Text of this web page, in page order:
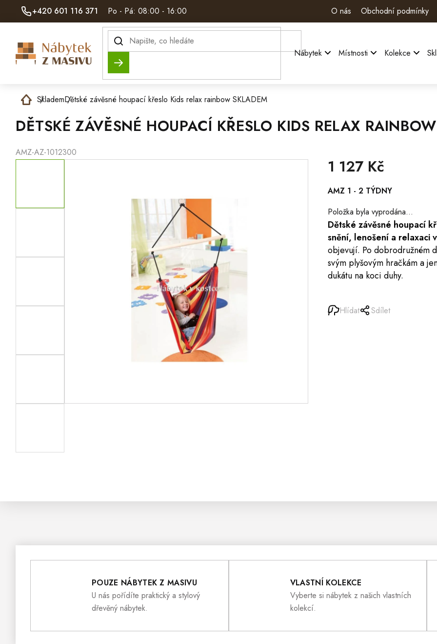
+420 601 116 371 Po - Pá: 08:00 - 16:00 O nás Obchodní podmínky
Hledat Nábytek Místnosti Kolekce
DomůSklademDětské závěsné houpací křeslo Kids relax rainbow SKLADEM
DĚTSKÉ ZÁVĚSNÉ HOUPACÍ KŘESLO KIDS RELAX
AMZ-AZ-1012300
1 127 Kč
Měrná
cena:
AMZ 1 - 2 TÝDNY
Položka byla vyprodána…
Dětské závěsné houpací
snění, lenošení a relaxaci
objevují. Po dobrodružném
svým plyšovým hračkám a
dukátu na koci duhy.
Hlídat Sdílet
POUZE NÁBYTEK Z MASIVU
U nás pořídíte praktický a stylový
dřevěný nábytek.
VLASTNÍ KOLEKCE
Vyberte si nábytek z našich vlastních
kolekcí.